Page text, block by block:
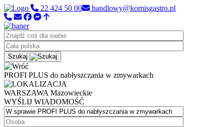
22 424 50 00 handlowy@komisgastro.pl
Szukaj
PROFI PLUS do nabłyszczania w zmywarkach
WARSZAWA Mazowieckie
WYŚLIJ WIADOMOŚĆ